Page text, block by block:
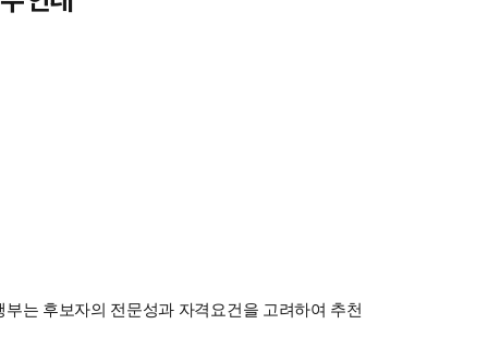
부는 후보자의 전문성과 자격요건을 고려하여 추천